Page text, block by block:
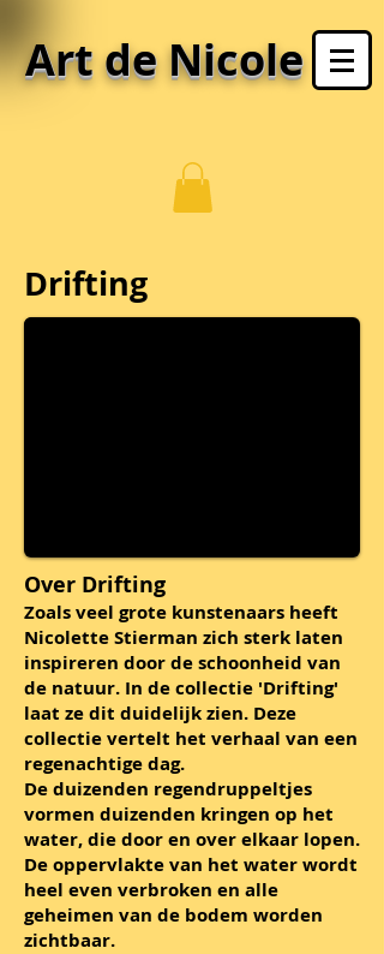
Art de Nicole
Drifting
Over Drifting
Zoals veel grote kunstenaars heeft
Nicolette Stierman zich sterk laten
inspireren door de schoonheid van
de natuur. In de collectie 'Drifting'
laat ze dit duidelijk zien. Deze
collectie vertelt het verhaal van een
regenachtige dag.
De duizenden regendruppeltjes
vormen duizenden kringen op het
water, die door en over elkaar lopen.
De oppervlakte van het water wordt
heel even verbroken en alle
geheimen van de bodem worden
zichtbaar.